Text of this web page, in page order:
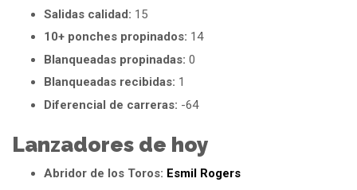
Salidas calidad: 15
10+ ponches propinados: 14
Blanqueadas propinadas: 0
Blanqueadas recibidas: 1
Diferencial de carreras: -64
Lanzadores de hoy
Abridor de los Toros: Esmil Rogers